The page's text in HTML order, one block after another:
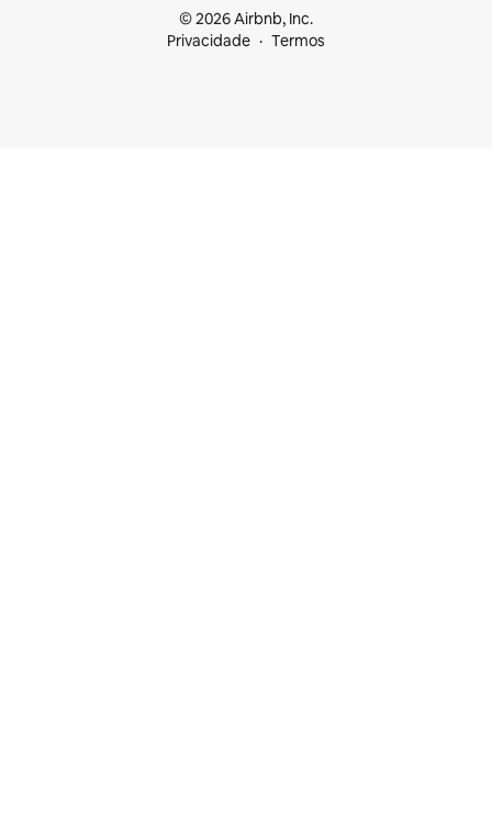
© 2026 Airbnb, Inc.
Privacidade
Termos